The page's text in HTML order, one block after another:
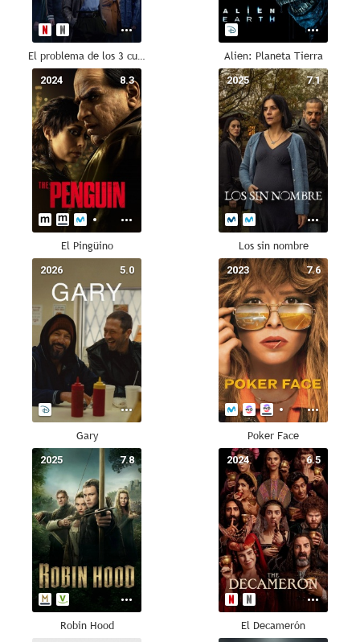
El problema de los 3 cuerpos Alien: Planeta Tierra
8.3
2024
El Pingüino
7.1
2025
Los sin nombre
5.0
2026
Gary
7.6
2023
Poker Face
7.8
2025
Robin Hood
6.5
2024
El Decamerón